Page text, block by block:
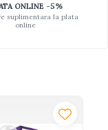
ONLINE -5%
suplimentara la plata
online